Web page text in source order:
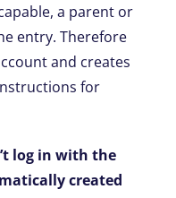
a parent or
entry. Therefore
and creates
for
log in with the
created